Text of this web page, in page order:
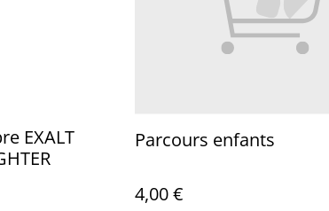
EXALT
Parcours enfants
4,00 €